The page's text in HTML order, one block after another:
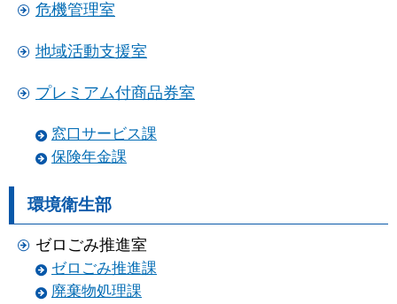
危機管理室
地域活動支援室
プレミアム付商品券室
窓口サービス課
保険年金課
環境衛生部
ゼロごみ推進室
ゼロごみ推進課
廃棄物処理課